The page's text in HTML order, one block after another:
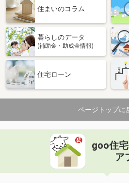
住まいのコラム
暮らしのデータ
(補助金・助成金情報)
住宅ローン
ページトップに
goo住
ア